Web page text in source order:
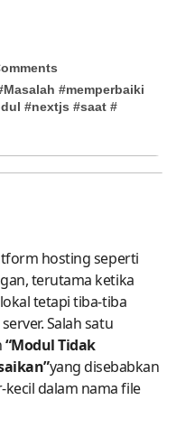
Masalah #memperbaiki
#nextjs #saat #
terutama ketika
tetapi tiba-tiba
Salah satu
“Modul Tidak
yang disebabkan
dalam nama file